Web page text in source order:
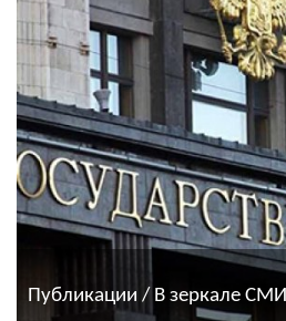
Публикации / В зеркале СМИ